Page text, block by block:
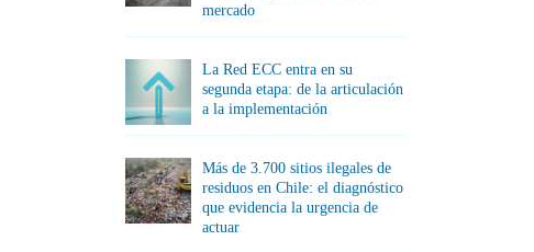
mercado
La Red ECC entra en su
segunda etapa: de la articulación
a la implementación
Más de 3.700 sitios ilegales de
residuos en Chile: el diagnóstico
que evidencia la urgencia de
actuar